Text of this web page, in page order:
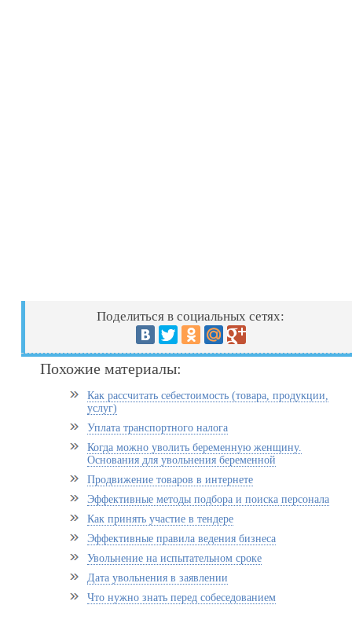
Поделиться в социальных сетях:
Похожие материалы:
Как рассчитать себестоимость (товара, продукции,
услуг)
Уплата транспортного налога
Когда можно уволить беременную женщину.
Основания для увольнения беременной
Продвижение товаров в интернете
Эффективные методы подбора и поиска персонала
Как принять участие в тендере
Эффективные правила ведения бизнеса
Увольнение на испытательном сроке
Дата увольнения в заявлении
Что нужно знать перед собеседованием